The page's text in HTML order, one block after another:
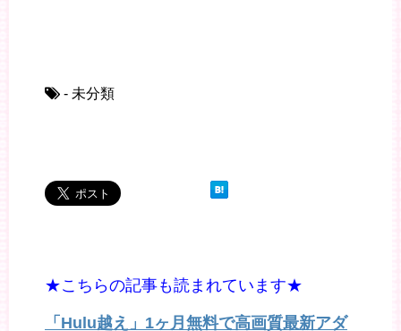
- 未分類
★こちらの記事も読まれています★
「Hulu越え」1ヶ月無料で高画質最新アダ